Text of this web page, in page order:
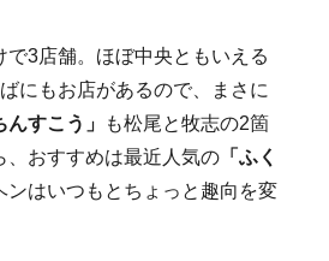
で3店舗。ほぼ中央ともいえる
にもお店があるので、まさに
んすこう」
も松尾と牧志の2箇
、おすすめは最近人気の 「ふく
はいつもとちょっと趣向を変